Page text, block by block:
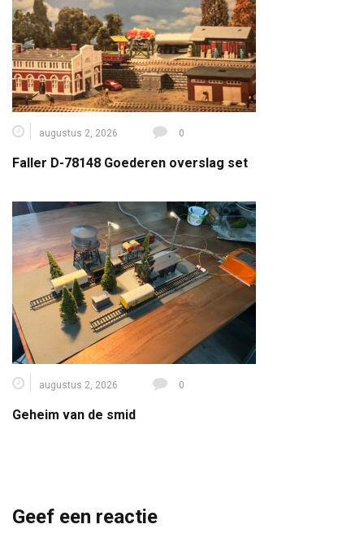
augustus 2, 2026 0
Faller D-78148 Goederen overslag set
augustus 2, 2026 0
Geheim van de smid
Geef een reactie